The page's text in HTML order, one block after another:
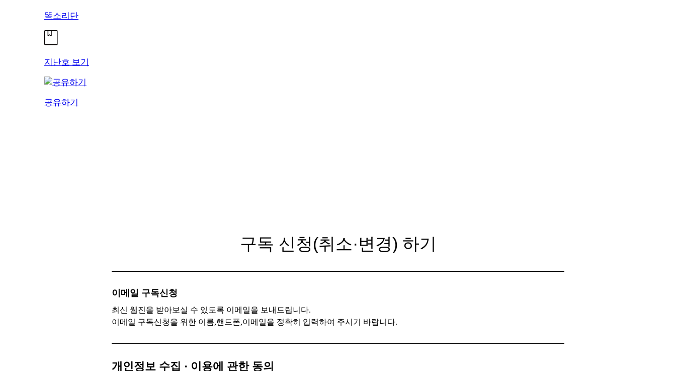
똑소리단
지난호 보기
공유하기
구독 신청(취소·변경) 하기
이메일 구독신청
최신 웹진을 받아보실 수 있도록 이메일을 보내드립니다.
이메일 구독신청을 위한 이름,핸드폰,이메일을 정확히 입력하여 주시기 바랍니다.
개인정보 수집 · 이용에 관한 동의